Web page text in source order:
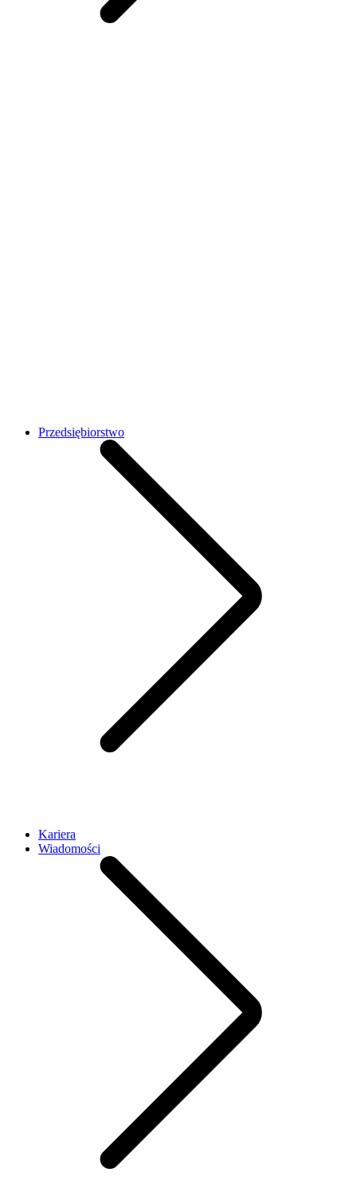
Przedsiębiorstwo
Kariera
Wiadomości